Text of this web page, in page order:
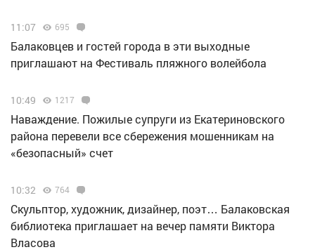
11:07 695
Балаковцев и гостей города в эти выходные
приглашают на Фестиваль пляжного волейбола
10:49 1217
Наваждение. Пожилые супруги из Екатериновского
района перевели все сбережения мошенникам на
«безопасный» счет
10:32 764
Скульптор, художник, дизайнер, поэт… Балаковская
библиотека приглашает на вечер памяти Виктора
Власова